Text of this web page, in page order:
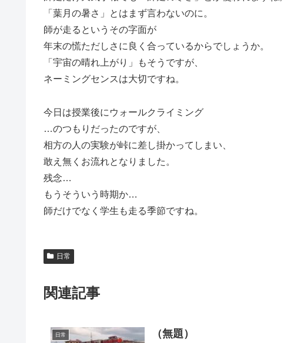
「葉月の暑さ」とはまず言わないのに。
師が走るというその字面が
年末の慌ただしさに良く合っているからでしょうか。
「宇宙の晴れ上がり」もそうですが、
ネーミングセンスは大切ですね。
今日は授業後にウォールクライミング
…のつもりだったのですが、
相方の人の実験が峠に差し掛かってしまい、
敢え無くお流れとなりました。
残念…
もうそういう時期か…
師だけでなく学生も走る季節ですね。
日常
関連記事
日常 （無題）